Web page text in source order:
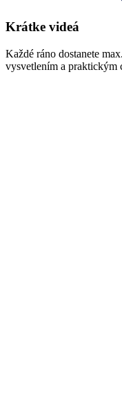
Krátke videá
Každé ráno dostanete
vysvetlením a praktickým